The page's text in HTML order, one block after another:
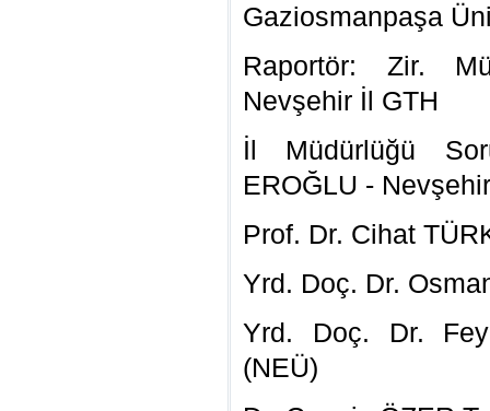
Gaziosmanpaşa
Raportör: Zir.
Nevşehir İl GTH
İl Müdürlüğü
EROĞLU -
Prof. Dr. Cihat
Yrd. Doç. Dr.
Yrd. Doç. Dr.
(NEÜ)